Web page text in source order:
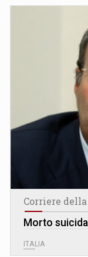
Corriere della
Morto
ITALIA